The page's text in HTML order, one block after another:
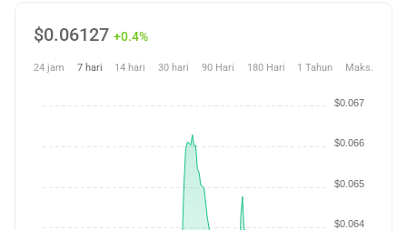
$0.06127 +0.4%
24 jam 7 hari 14 hari 30 hari 90 Hari 180 Hari 1 Tahun Maks.
$0.064
$0.065
$0.066
$0.067